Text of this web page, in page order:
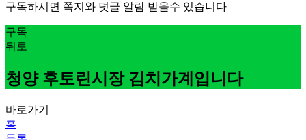
구독하시면 쪽지와 덧글 알람 받을수 있습니다
구독
뒤로
청양 후토린시장 김치가계입니다
바로가기
홈